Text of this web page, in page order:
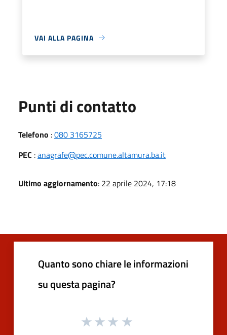
VAI ALLA PAGINA
Punti di contatto
Telefono :080 3165725
PEC :anagrafe@pec.comune.altamura.ba.it
Ultimo aggiornamento: 22 aprile 2024, 17:18
Quanto sono chiare le informazioni
su questa pagina?